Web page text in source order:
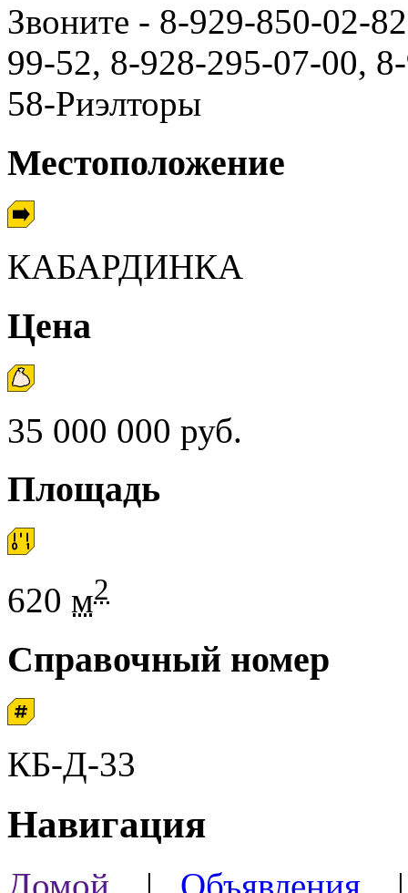
Звоните - 8-929-850-02-
99-52, 8-928-295-07-00,
58-Риэлторы
Местоположение
КАБАРДИНКА
Цена
35 000 000 руб.
Площадь
620 м2
Справочный номер
КБ-Д-33
Навигация